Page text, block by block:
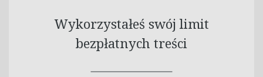
Wykorzystałeś swój limit
bezpłatnych treści